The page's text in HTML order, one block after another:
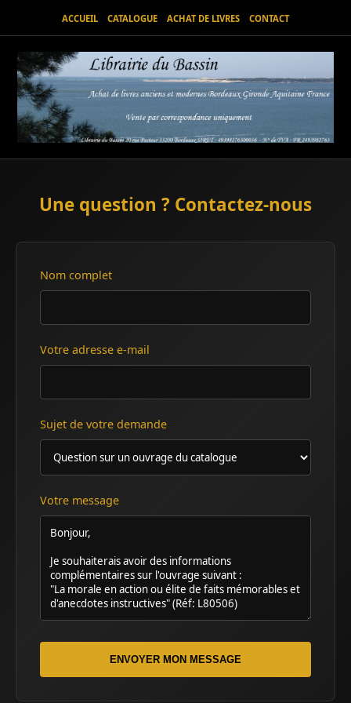
ACCUEIL CATALOGUE ACHAT DE LIVRES CONTACT
Une question ? Contactez-nous
Nom complet
Votre adresse e-mail
Sujet de votre demande
Votre message
ENVOYER MON MESSAGE